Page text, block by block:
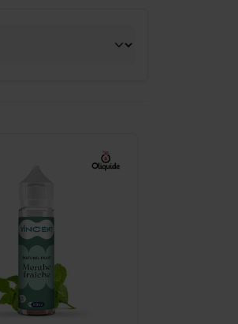
Commander